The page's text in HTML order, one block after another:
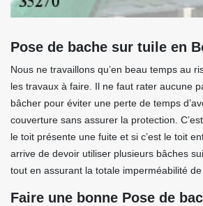
Pose de bache sur tuile en
Nous ne travaillons qu’en beau temps au
les travaux à faire. Il ne faut rater aucune
bâcher pour éviter une perte de temps
couverture sans assurer la protection.
le toit présente une fuite et si c’est le toit
arrive de devoir utiliser plusieurs bâches
tout en assurant la totale imperméabilité de
Faire une bonne Pose de